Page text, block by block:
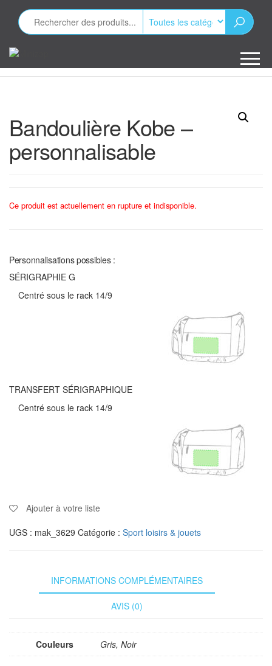
contenu
publicitaires
Bandoulière Kobe –
personnalisable
Ce produit est actuellement en rupture et indisponible.
Personnalisations possibles :
SÉRIGRAPHIE G
Centré sous le rack 14/9
TRANSFERT SÉRIGRAPHIQUE
Centré sous le rack 14/9
Ajouter à votre liste
UGS : mak_3629 Catégorie : Sport loisirs & jouets
INFORMATIONS COMPLÉMENTAIRES
AVIS (0)
Couleurs Gris, Noir